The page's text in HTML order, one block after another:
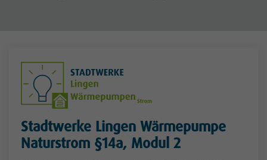
Stadtwerke Lingen Wärmepumpe
Naturstrom §14a, Modul 2